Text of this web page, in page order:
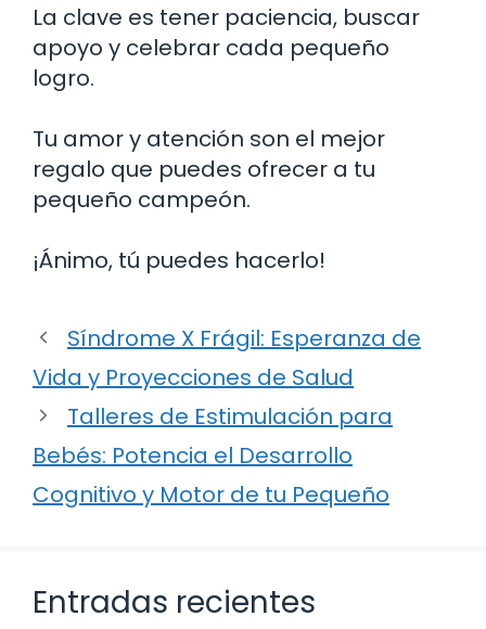
La clave es tener paciencia, buscar
apoyo y celebrar cada pequeño
logro.
Tu amor y atención son el mejor
regalo que puedes ofrecer a tu
pequeño campeón.
¡Ánimo, tú puedes hacerlo!
Síndrome X Frágil: Esperanza de
Vida y Proyecciones de Salud
Talleres de Estimulación para
Bebés: Potencia el Desarrollo
Cognitivo y Motor de tu Pequeño
Entradas recientes